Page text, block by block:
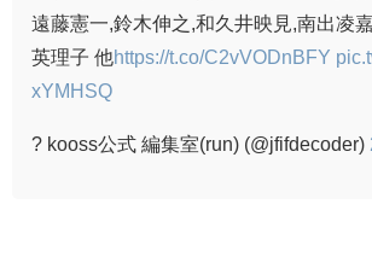
遠藤憲一,鈴木伸之,和久井映見,南出凌
英理子 他https://t.co/C2vVODnBFY
xYMHSQ
? kooss公式 編集室(run) (@jfifdecoder)